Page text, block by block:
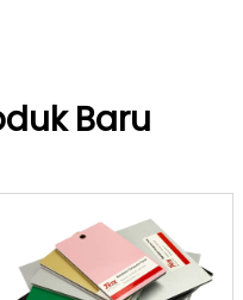
Baru